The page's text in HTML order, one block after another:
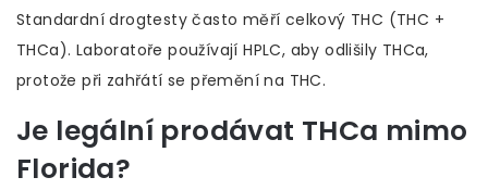
Standardní drogtesty často měří celkový THC (THC +
THCa). Laboratoře používají HPLC, aby odlišily THCa,
protože při zahřátí se přemění na THC.
Je legální prodávat THCa mimo
Florida?